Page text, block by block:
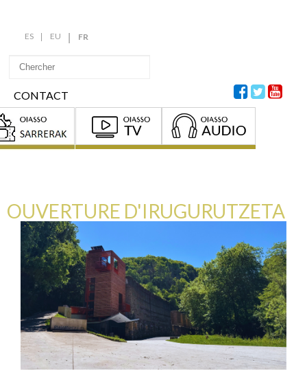
ES EU FR
CONTACT
OUVERTURE D'IRUGURUTZETA